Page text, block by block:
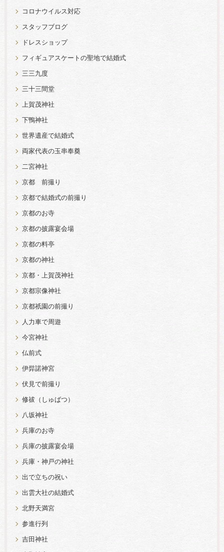
コロナウイルス対応
スタッフブログ
ドレスショップ
フィギュアスケートの聖地で結婚式
三三九度
三十三間堂
上賀茂神社
下鴨神社
世界遺産で結婚式
両家代表の玉串奉奠
二宮神社
京都 前撮り
京都で結婚式の前撮り
京都のお寺
京都の披露宴会場
京都の料亭
京都の神社
京都・上賀茂神社
京都宗像神社
京都祇園の前撮り
人力車で周遊
今宮神社
仏前式
伊弉諾神宮
伏見で前撮り
修祓（しゅばつ）
八坂神社
兵庫のお寺
兵庫の披露宴会場
兵庫・神戸の神社
出で立ちの祝い
出雲大社の結婚式
北野天満宮
参進行列
吉田神社